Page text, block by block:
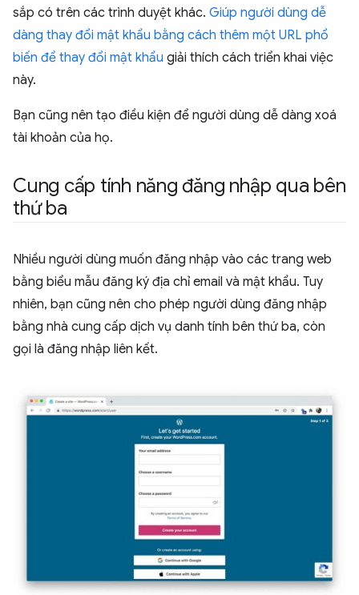
sắp có trên các trình duyệt khác. Giúp người dùng dễ
dàng thay đổi mật khẩu bằng cách thêm một URL phổ
biến để thay đổi mật khẩu giải thích cách triển khai việc
này.
Bạn cũng nên tạo điều kiện để người dùng dễ dàng xoá
tài khoản của họ.
Cung cấp tính năng đăng nhập qua bên
thứ ba
Nhiều người dùng muốn đăng nhập vào các trang web
bằng biểu mẫu đăng ký địa chỉ email và mật khẩu. Tuy
nhiên, bạn cũng nên cho phép người dùng đăng nhập
bằng nhà cung cấp dịch vụ danh tính bên thứ ba, còn
gọi là đăng nhập liên kết.